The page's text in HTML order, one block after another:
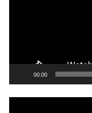
00:00